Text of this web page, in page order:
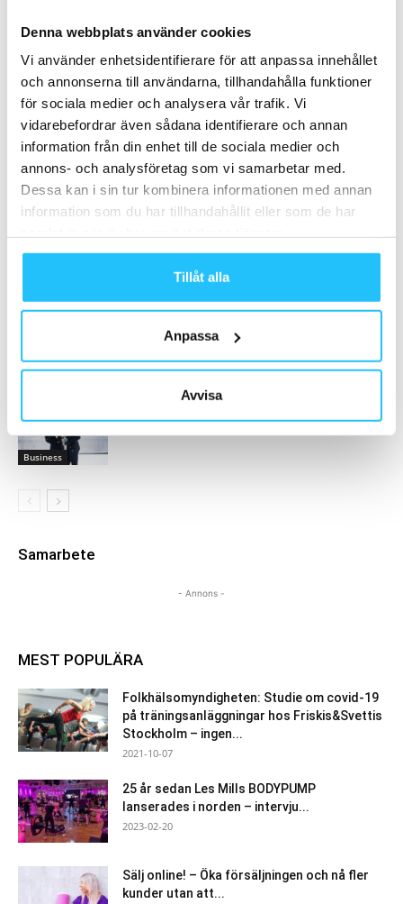
Denna webbplats använder cookies
Vi använder enhetsidentifierare för att anpassa innehållet
och annonserna till användarna, tillhandahålla funktioner
för sociala medier och analysera vår trafik. Vi
vidarebefordrar även sådana identifierare och annan
information från din enhet till de sociala medier och
annons- och analysföretag som vi samarbetar med.
Dessa kan i sin tur kombinera informationen med annan
information som du har tillhandahållit eller som de har
Tillåt alla
Anpassa
Avvisa
Brian van den Brink
Mer av samma författare
Svenska Vitamin Well Group går
Kost & dryck
Vitamin Well lanseras som sockerfri
dryck på burk
Business
Samarbete
- Annons -
MEST POPULÄRA
Folkhälsomyndigheten: Studie om covid-19
på träningsanläggningar hos Friskis&Svettis
Stockholm – ingen...
2021-10-07
25 år sedan Les Mills BODYPUMP
lanserades i norden – intervju...
2023-02-20
Sälj online! – Öka försäljningen och nå fler
kunder utan att...